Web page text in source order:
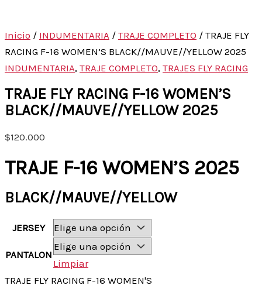
Inicio / INDUMENTARIA / TRAJE COMPLETO / TRAJE FLY
RACING F-16 WOMEN’S BLACK//MAUVE//YELLOW 2025
INDUMENTARIA, TRAJE COMPLETO, TRAJES FLY RACING
TRAJE FLY RACING F-16 WOMEN’S
BLACK//MAUVE//YELLOW 2025
$120.000
TRAJE F-16 WOMEN’S 2025
BLACK//MAUVE//YELLOW
JERSEY
PANTALON
Limpiar
TRAJE FLY RACING F-16 WOMEN'S